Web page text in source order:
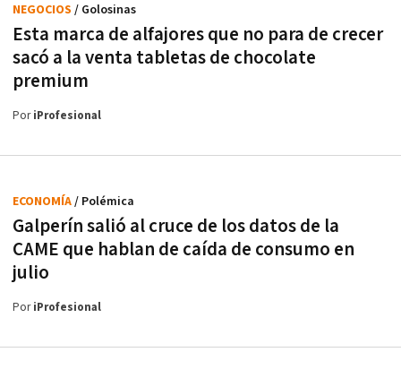
Esta marca de alfajores que no para de crecer
sacó a la venta tabletas de chocolate
premium
NEGOCIOS / Golosinas
PoriProfesional
Galperín salió al cruce de los datos de la
CAME que hablan de caída de consumo en
julio
ECONOMÍA/ Polémica
PoriProfesional